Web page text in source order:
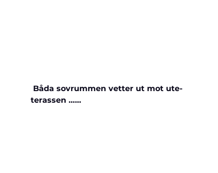
Båda sovrummen vetter ut mot ute-
terassen ……